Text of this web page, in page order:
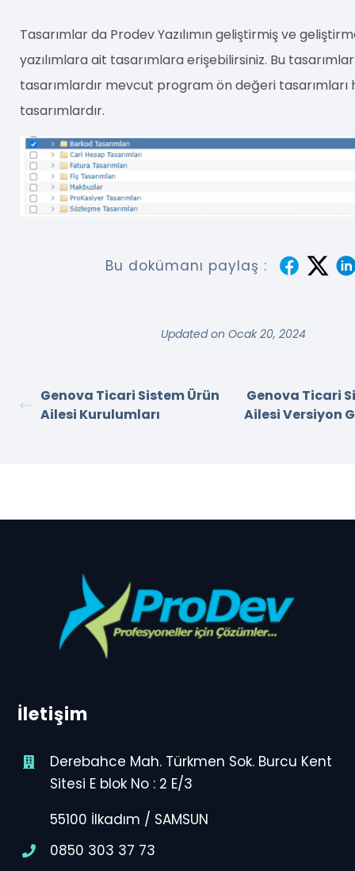
Tasarımlar da Prodev Yazılımın geliştirmiş ve
yazılımlara ait tasarımlara erişebilirsiniz. Bu
tasarımlardır mevcut program ön değeri tasarımları
tasarımlardır.
Bu dokümanı paylaş :
Updated on Ocak 20, 2024
Genova Ticari Sistem Ürün
Ailesi Kurulumları
Genova Ticari
Ailesi Versiyon
İletişim
Derebahce Mah. Türkmen Sok. Burcu Kent
Sitesi E blok No : 2 E/3
55100 İlkadım / SAMSUN
0850 303 37 73